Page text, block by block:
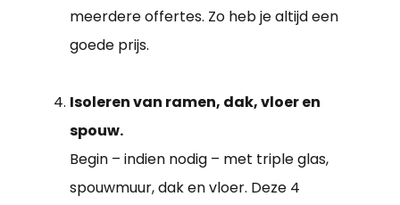
meerdere offertes. Zo heb je altijd een
goede prijs.
Isoleren van ramen, dak, vloer en
spouw.
Begin – indien nodig – met triple glas,
spouwmuur, dak en vloer. Deze 4